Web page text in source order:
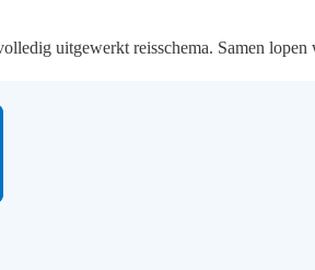
uitgewerkt reisschema. Samen